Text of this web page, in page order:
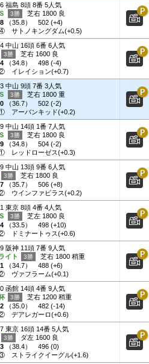
福島 8頭 8番 5人気
芝右 1800 良
（35.8）
502 (+4)
サトノキングダム(+0.5)
中山 16頭 6番 6人気
芝右 1600 良
（34.8）
498 (-4)
イレイション(+0.7)
中山 9頭 7番 3人気
芝右 1800 重
（36.7）
502 (-2)
アーバンキッド(+0.2)
中山 14頭 1番 7人気
芝右 1800 良
（34.8）
504 (-2)
レッドローゼス(+0.3)
中山 13頭 9番 6人気
芝右 1800 良
（35.7）
506 (+8)
ウインファビラス(+0.2)
東京 8頭 4番 4人気
芝左 1800 良
（33.5）
498 (+10)
ドミナートゥス(+0.6)
阪神 11頭 7番 9人気
イト
芝右 1800 稍重
（34.7）
488 (+6)
ヴァフラーム(+0.1)
函館 14頭 4番 9人気
芝右 1200 稍重
（35.0）
482 (-14)
デアレガーロ(+0.6)
東京 16頭 14番 5人気
ダ左 1600 良
（38.4）
496 (0)
ストライクイーグル(+1.6)